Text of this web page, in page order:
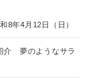
8年4月12日（日）
介 夢のようなサラ